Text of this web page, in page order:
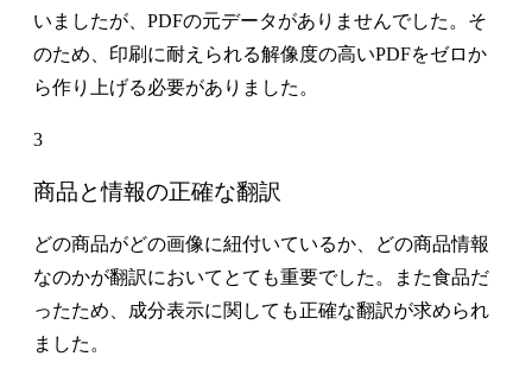
いましたが、PDFの元データがありませんでした。そ
のため、印刷に耐えられる解像度の高いPDFをゼロか
ら作り上げる必要がありました。
3
商品と情報の正確な翻訳
どの商品がどの画像に紐付いているか、どの商品情報
なのかが翻訳においてとても重要でした。また食品だ
ったため、成分表示に関しても正確な翻訳が求められ
ました。